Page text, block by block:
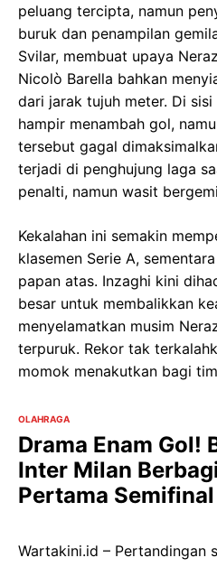
peluang tercipta, namun
buruk dan penampilan
Svilar, membuat upaya
Nicolò Barella bahkan
dari jarak tujuh meter. Di
hampir menambah gol,
tersebut gagal
terjadi di penghujung laga
penalti, namun wasit
Kekalahan ini semakin
klasemen Serie A,
papan atas. Inzaghi kini
besar untuk membalikkan
menyelamatkan musim
terpuruk. Rekor tak
momok menakutkan bagi
OLAHRAGA
Drama Enam Gol!
Inter Milan
Pertama Semifinal
Wartakini.id – Pertandingan